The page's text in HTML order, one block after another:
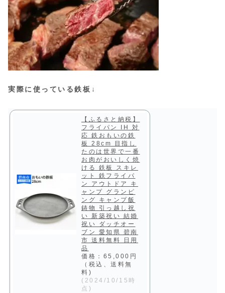
実際に使っている鉄板↓
【ふるさと納税】
フライパン IH 対
応 鉄おもいの鉄
板 28cm 目指し
たのは世界で一番
お肉がおいしく焼
ける 鉄板 スキレ
ット 鉄フライパ
ン アウトドア キ
ャンプ グランピ
ング キャンプ飯
鋳物 引っ越し祝
い 新築祝い 結婚
祝い ダッチオー
ブン 愛知県 碧南
市 送料無料 日用
品
価格：65,000円
（税込、送料無
料)
(2024/10/15時
点)